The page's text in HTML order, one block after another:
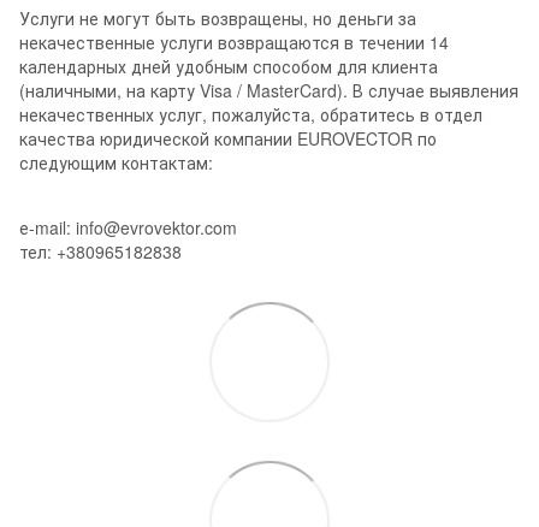
Услуги не могут быть возвращены, но деньги за
некачественные услуги возвращаются в течении 14
календарных дней удобным способом для клиента
(наличными, на карту Visa / MasterCard). В случае выявления
некачественных услуг, пожалуйста, обратитесь в отдел
качества юридической компании EUROVECTOR по
следующим контактам:
е-mail: info@evrovektor.com
тел: +380965182838